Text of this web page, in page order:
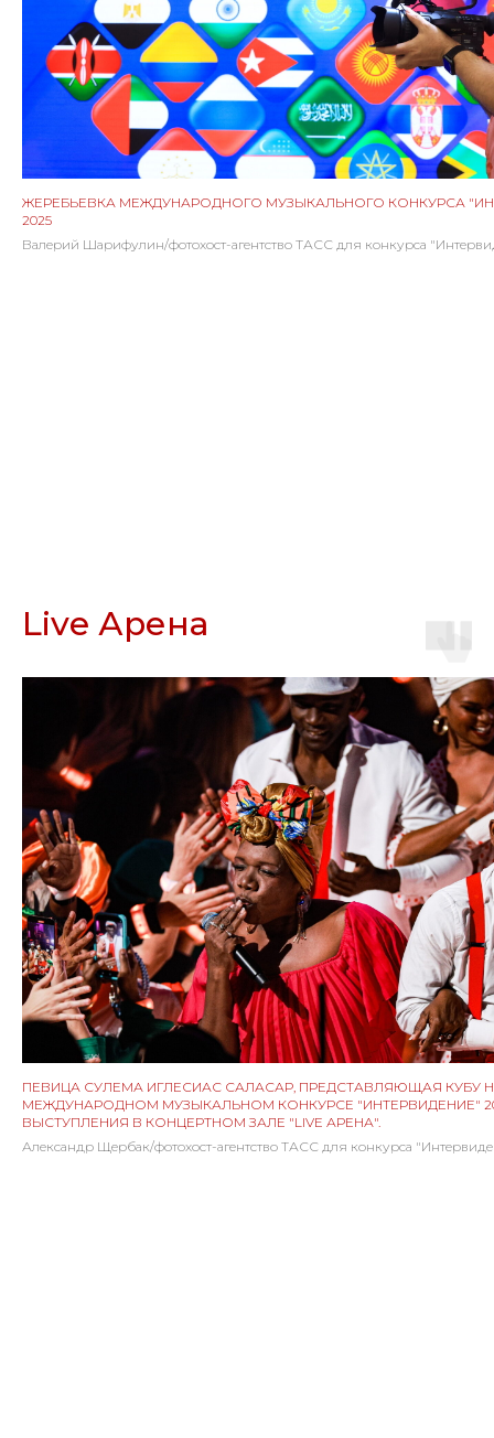
ЖЕРЕБЬЕВКА МЕЖДУНАРОДНОГО МУЗЫКАЛЬНОГО КОНКУРСА
2025
Валерий Шарифулин/фотохост-агентство ТАСС для конкурса
Live Арена
ПЕВИЦА СУЛЕМА ИГЛЕСИАС САЛАСАР, ПРЕДСТАВЛЯЮЩАЯ КУБУ
МЕЖДУНАРОДНОМ МУЗЫКАЛЬНОМ КОНКУРСЕ "ИНТЕРВИДЕНИЕ"
ВЫСТУПЛЕНИЯ В КОНЦЕРТНОМ ЗАЛЕ "LIVE АРЕНА".
Александр Щербак/фотохост-агентство ТАСС для конкурса